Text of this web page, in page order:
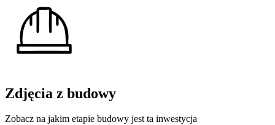
Zdjęcia z budowy
Zobacz na jakim etapie budowy jest ta inwestycja